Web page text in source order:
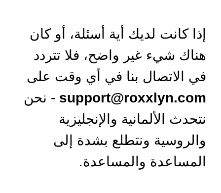
إذا كانت لديك أية أسئلة، أو كان
هناك شيء غير واضح، فلا تتردد
في الاتصال بنا في أي وقت على
support@roxxlyn.com - نحن
نتحدث الألمانية والإنجليزية
والروسية ونتطلع بشدة إلى
المساعدة والمساعدة.